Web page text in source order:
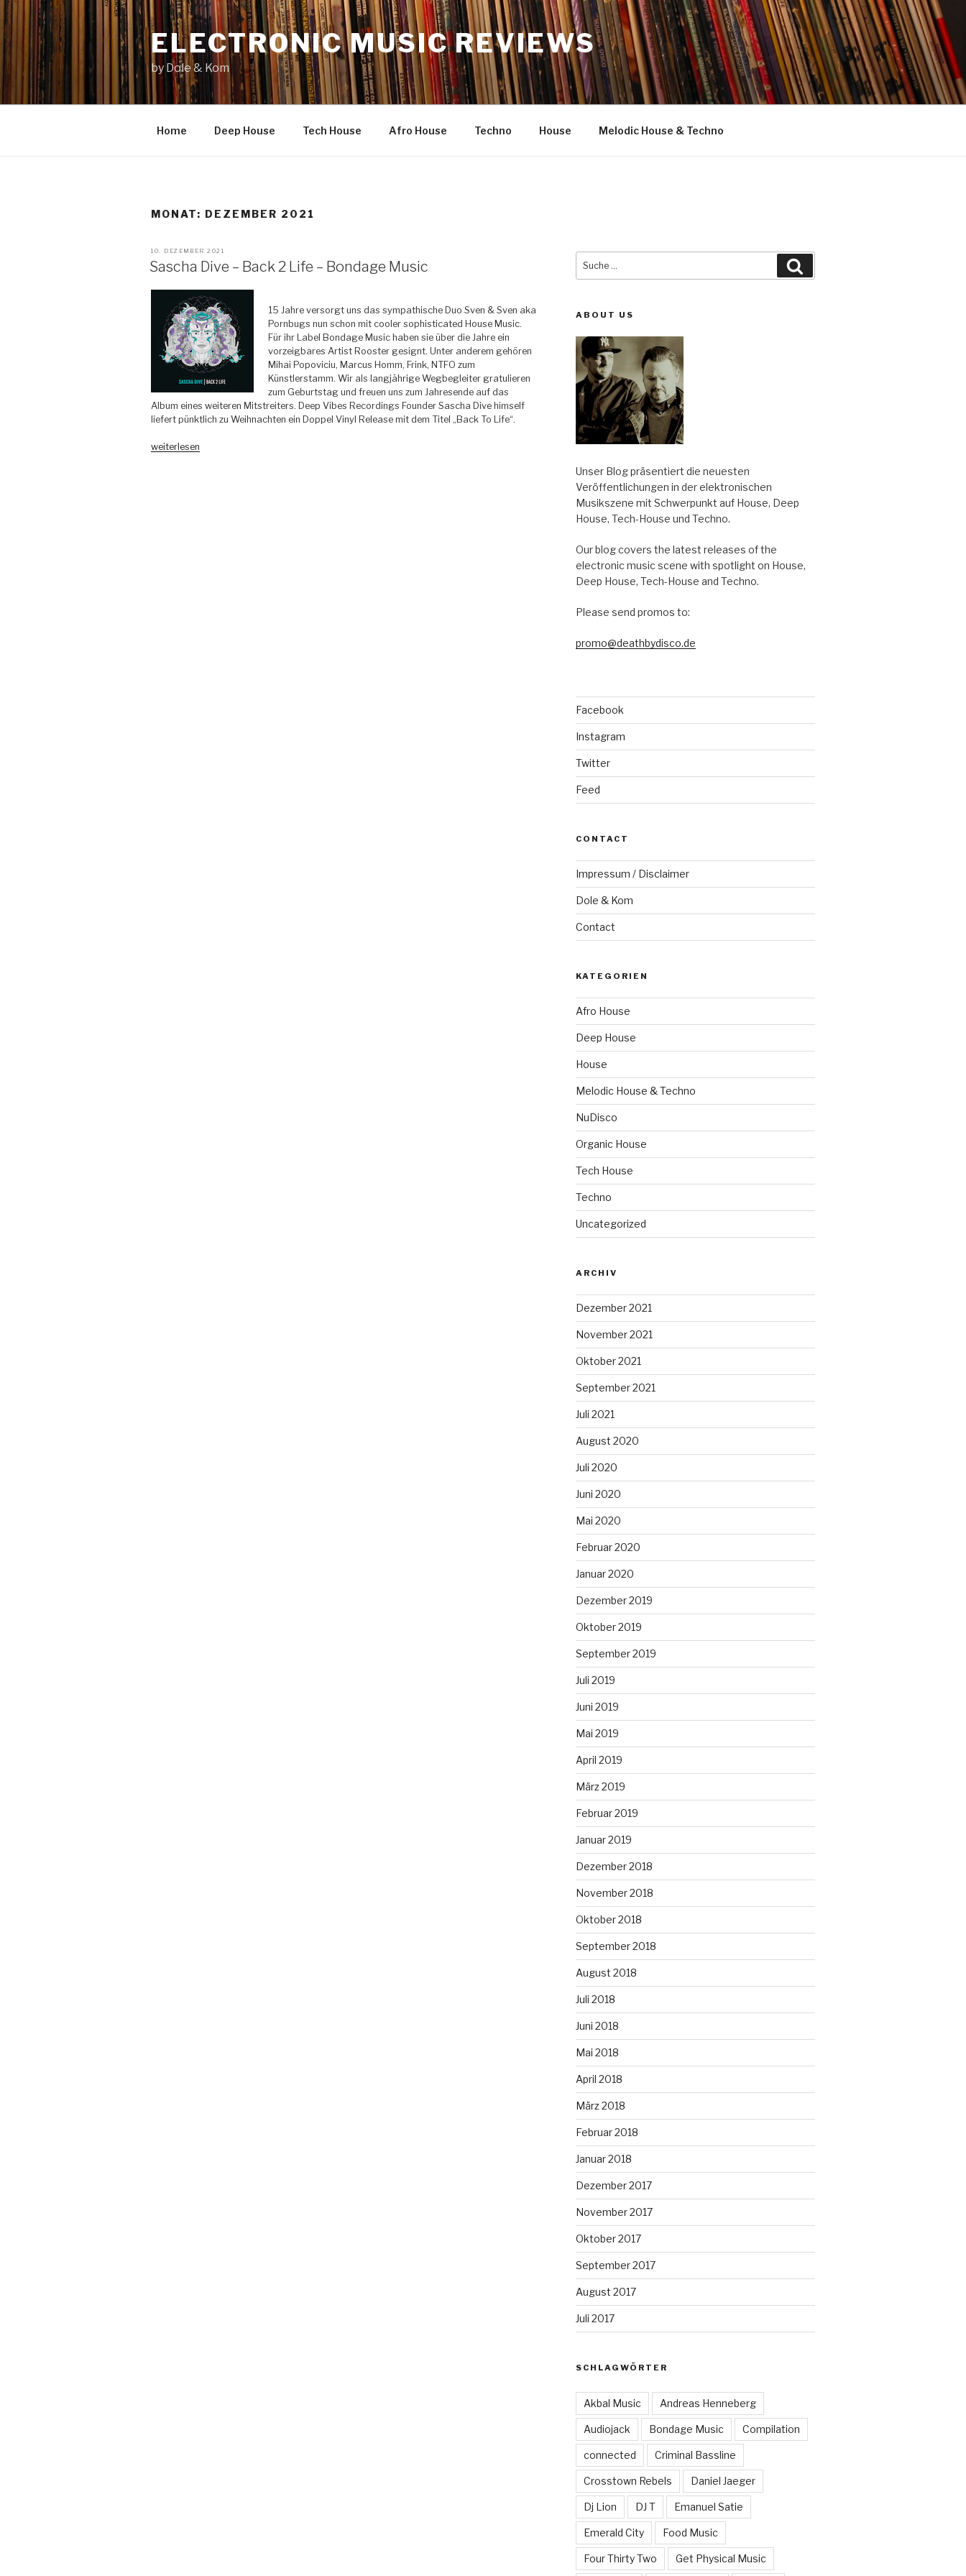
springen
ELECTRONIC MUSIC REVIEWS
by Dole & Kom
Home Deep House Tech House Afro House Techno House Melodic House & Techno
MONAT: DEZEMBER 2021
VERÖFFENTLICHT
AM
10. DEZEMBER 2021
Sascha Dive – Back 2 Life – Bondage Music
15 Jahre versorgt uns das sympathische Duo Sven & Sven aka
Pornbugs nun schon mit cooler sophisticated House Music.
Für ihr Label Bondage Music haben sie über die Jahre ein
vorzeigbares Artist Rooster gesignt. Unter anderem gehören
Mihai Popoviciu, Marcus Homm, Frink, NTFO zum
Künstlerstamm. Wir als langjährige Wegbegleiter gratulieren
zum Geburtstag und freuen uns zum Jahresende auf das
Album eines weiteren Mitstreiters. Deep Vibes Recordings Founder Sascha Dive himself
liefert pünktlich zu Weihnachten ein Doppel Vinyl Release mit dem Titel „Back To Life“.
„Sascha
weiterlesen
Suche
ABOUT US
Unser Blog präsentiert die neuesten
Veröffentlichungen in der elektronischen
Musikszene mit Schwerpunkt auf House, Deep
House, Tech-House und Techno.
Our blog covers the latest releases of the
electronic music scene with spotlight on House,
Deep House, Tech-House and Techno.
Please send promos to:
promo@deathbydisco.de
Facebook
Instagram
Twitter
Feed
CONTACT
Impressum / Disclaimer
Dole & Kom
Contact
KATEGORIEN
Afro House
Deep House
House
Melodic House & Techno
NuDisco
Organic House
Tech House
Techno
Uncategorized
ARCHIV
Dezember 2021
November 2021
Oktober 2021
September 2021
Juli 2021
August 2020
Juli 2020
Juni 2020
Mai 2020
Februar 2020
Januar 2020
Dezember 2019
Oktober 2019
September 2019
Juli 2019
Juni 2019
Mai 2019
April 2019
März 2019
Februar 2019
Januar 2019
Dezember 2018
November 2018
Oktober 2018
September 2018
August 2018
Juli 2018
Juni 2018
Mai 2018
April 2018
März 2018
Februar 2018
Januar 2018
Dezember 2017
November 2017
Oktober 2017
September 2017
August 2017
Juli 2017
SCHLAGWÖRTER
Akbal Music Andreas Henneberg
Audiojack Bondage Music Compilation
connected Criminal Bassline
Crosstown Rebels Daniel Jaeger
Dj Lion DJ T Emanuel Satie
Emerald City Food Music
Four Thirty Two Get Physical Music